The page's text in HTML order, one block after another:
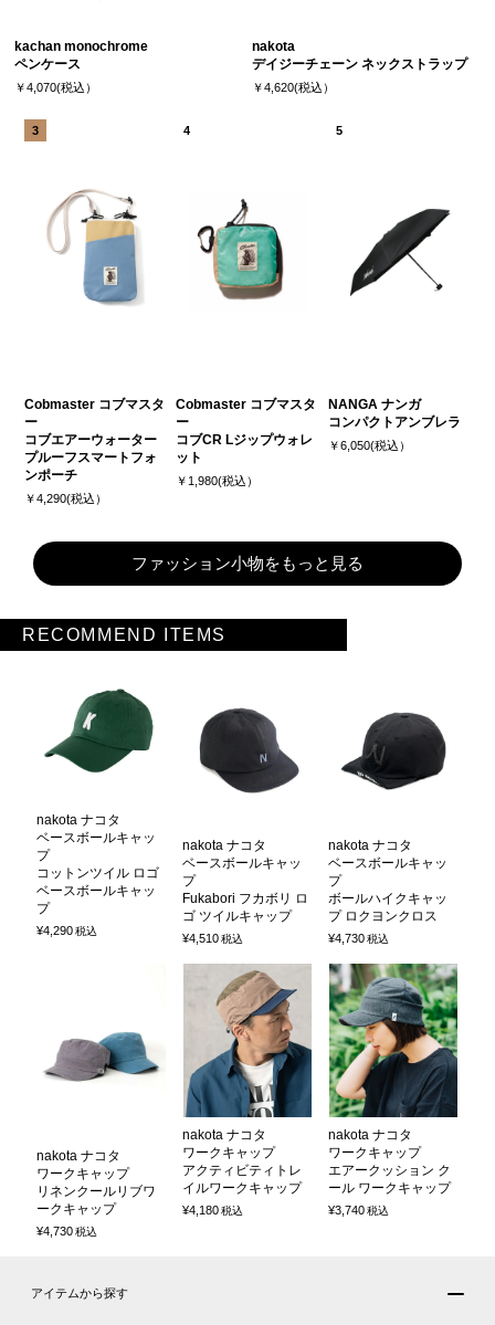
kachan monochrome
ペンケース
￥4,070(税込）
nakota
デイジーチェーン ネックストラップ
￥4,620(税込）
Cobmaster コブマスタ
ー
コブエアーウォーター
プルーフスマートフォ
ンポーチ
￥4,290(税込）
Cobmaster コブマスタ
ー
コブCR Lジップウォレ
ット
￥1,980(税込）
NANGA ナンガ
コンパクトアンブレラ
￥6,050(税込）
ファッション小物をもっと見る
RECOMMEND ITEMS
nakota ナコタ
ベースボールキャッ
プ
コットンツイル ロゴ
ベースボールキャッ
プ
¥4,290税込
nakota ナコタ
ベースボールキャッ
プ
Fukabori フカボリ ロ
ゴ ツイルキャップ
¥4,510税込
nakota ナコタ
ベースボールキャッ
プ
ボールハイクキャッ
プ ロクヨンクロス
¥4,730税込
nakota ナコタ
ワークキャップ
リネンクールリブワ
ークキャップ
¥4,730税込
nakota ナコタ
ワークキャップ
アクティビティトレ
イルワークキャップ
¥4,180税込
nakota ナコタ
ワークキャップ
エアークッション ク
ール ワークキャップ
¥3,740税込
アイテムから探す